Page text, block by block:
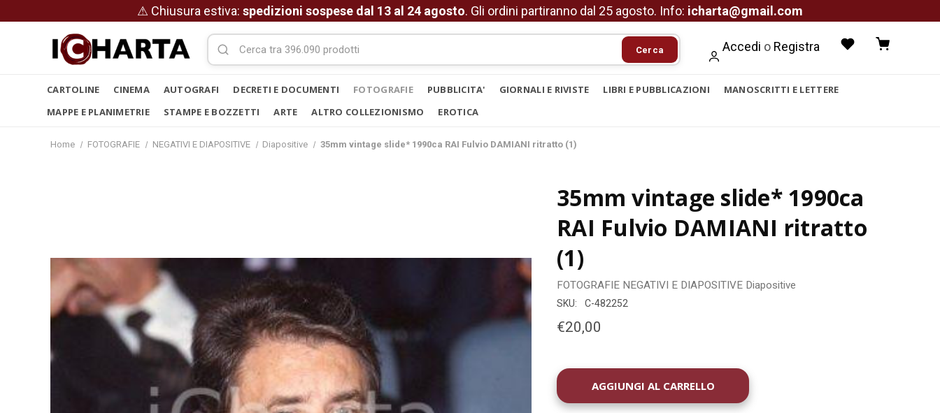
⚠ Chiusura estiva: spedizioni sospese dal 13 al 24 agosto. Gli ordini partiranno dal 25 agosto. Info: icharta@gmail.com
Cerca Accedi o Registra
CARTOLINE CINEMA AUTOGRAFI DECRETI E DOCUMENTI FOTOGRAFIE PUBBLICITA' GIORNALI E RIVISTE LIBRI E PUBBLICAZIONI
MANOSCRITTI E LETTERE
MAPPE E PLANIMETRIE
STAMPE E BOZZETTI ARTE ALTRO COLLEZIONISMO EROTICA
Home FOTOGRAFIE NEGATIVI E DIAPOSITIVE Diapositive 35mm vintage slide* 1990ca RAI Fulvio DAMIANI ritratto (1)
35mm vintage slide* 1990ca
RAI Fulvio DAMIANI ritratto
(1)
FOTOGRAFIE NEGATIVI E DIAPOSITIVE Diapositive
SKU: C-482252
€20,00
DISPONIBILITÀ
ATTUALE: